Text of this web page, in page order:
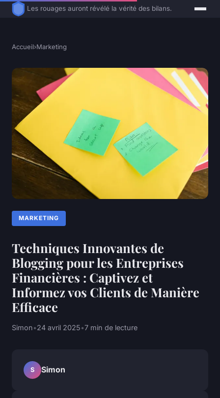
Les rouages auront révélé la vérité des bilans.
Accueil›Marketing
MARKETING
Techniques Innovantes de
Blogging pour les Entreprises
Financières : Captivez et
Informez vos Clients de Manière
Efficace
Simon•24 avril 2025•7 min de lecture
S Simon